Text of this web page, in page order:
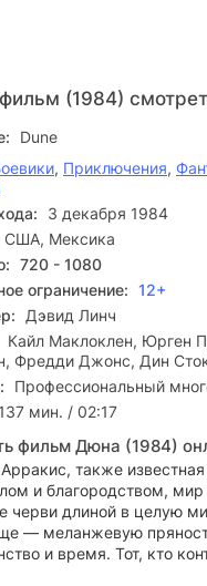
фильм (1984)
Dune
, Приключения,
3 декабря 1984
США, Мексика
720 - 1080
ограничение: 12+
Дэвид Линч
Кайл Маклоклен, Юрген
Фредди Джонс, Дин
Профессиональный
137 мин. / 02:17
фильм Дюна (1984)
также
и благородством, мир
черви длиной в целую
— меланжевую
и время. Тот, кто